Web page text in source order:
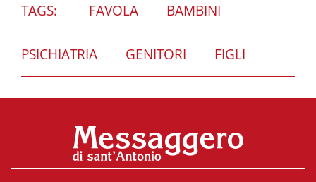
TAGS: FAVOLA BAMBINI
PSICHIATRIA GENITORI FIGLI